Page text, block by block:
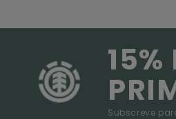
15%
Subscreve